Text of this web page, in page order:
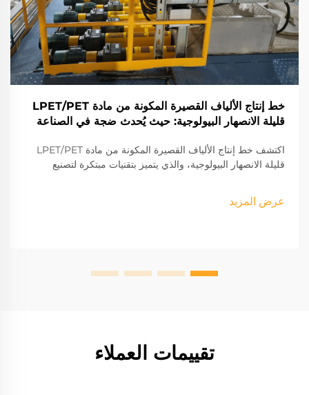
خط إنتاج الألياف القصيرة المكونة من مادة LPET/PET
قليلة الانصهار البيولوجية: حيث يُحدث ضجة في الصناعة
اكتشف خط إنتاج الألياف القصيرة المكونة من مادة LPET/PET
قليلة الانصهار البيولوجية، والذي يتميز بتقنيات مبتكرة لتصنيع
في مختلف الصناعات.
عرض المزيد
تقييمات العملاء